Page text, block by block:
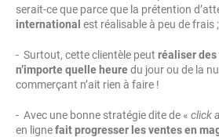
serait-ce que parce que la prétention
international est réalisable à peu de frais ;
- Surtout, cette clientèle peut réaliser
n’importe quelle heuredu jour ou de la
commerçant n’ait rien à faire !
- Avec une bonne stratégie dite de « click
en lignefait progresser les ventes en